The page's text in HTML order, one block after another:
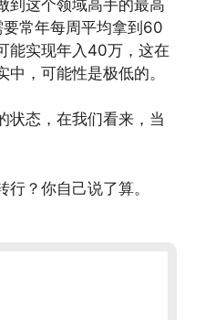
到这个领域高手的最高
常年每周平均拿到60
能实现年入40万，这在
，可能性是极低的。
状态，在我们看来，当
？你自己说了算。